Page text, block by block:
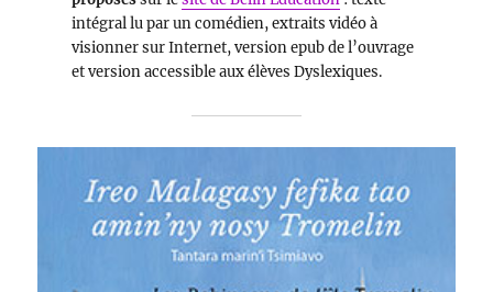
intégral lu par un comédien, extraits vidéo à
visionner sur Internet, version epub de l’ouvrage
et version accessible aux élèves Dyslexiques.